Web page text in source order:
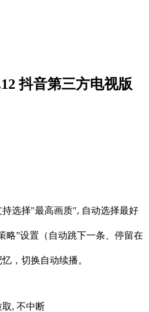
抖音第三方电视版
选择"最高画质", 自动选择最好
略”设置（自动跳下一条、停留在
，切换自动续播。
, 不中断